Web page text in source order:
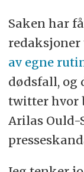
Saken har
redaksjoner
av egne
dødsfall, og
twitter hvor
Arilas Ould-